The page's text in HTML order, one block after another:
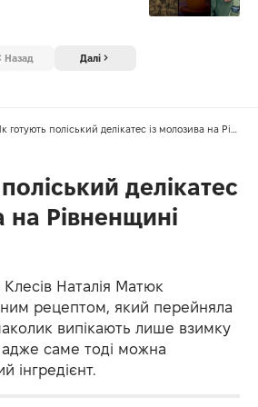
Назад Далі
готують поліський делікатес із молозива на Рівненщині (ВІДЕО)
делікатес
на Рівненщині
Наталія Матюк
рецептом, який перейняла
випікають лише взимку
адже саме тоді можна
інгредієнт.